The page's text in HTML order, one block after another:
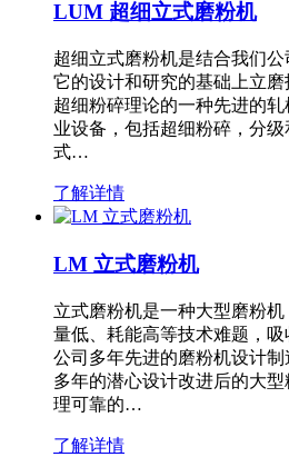
LUM 超细立式磨粉机
超细立式磨粉机是结合我们公
它的设计和研究的基础上立
超细粉碎理论的一种先进的
业设备，包括超细粉碎，分
式…
了解详情
LM 立式磨粉机
立式磨粉机是一种大型磨粉
量低、耗能高等技术难题，
公司多年先进的磨粉机设计
多年的潜心设计改进后的大
理可靠的…
了解详情